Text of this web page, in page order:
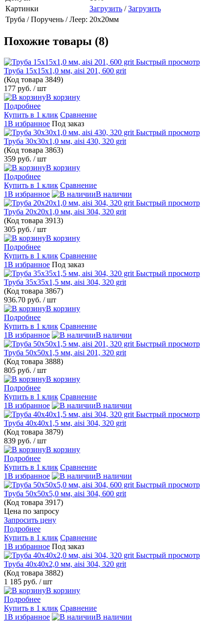
Картинки
Загрузить /Загрузить
Труба / Поручень / Леер: 20x20мм
Похожие товары (8)
Быстрый просмотр
Труба 15х15х1,0 мм, aisi 201, 600 grit
(Код товара 3849)
177 руб. / шт
В корзину
Подробнее
Купить в 1 клик Сравнение
1В избранное Под заказ
Быстрый просмотр
Труба 30х30х1,0 мм, aisi 430, 320 grit
(Код товара 3863)
359 руб. / шт
В корзину
Подробнее
Купить в 1 клик Сравнение
1В избранное
В наличии
Быстрый просмотр
Труба 20х20х1,0 мм, aisi 304, 320 grit
(Код товара 3913)
305 руб. / шт
В корзину
Подробнее
Купить в 1 клик Сравнение
1В избранное Под заказ
Быстрый просмотр
Труба 35х35х1,5 мм, aisi 304, 320 grit
(Код товара 3867)
936.70 руб. / шт
В корзину
Подробнее
Купить в 1 клик Сравнение
1В избранное
В наличии
Быстрый просмотр
Труба 50х50х1,5 мм, aisi 201, 320 grit
(Код товара 3888)
805 руб. / шт
В корзину
Подробнее
Купить в 1 клик Сравнение
1В избранное
В наличии
Быстрый просмотр
Труба 40х40х1,5 мм, aisi 304, 320 grit
(Код товара 3879)
839 руб. / шт
В корзину
Подробнее
Купить в 1 клик Сравнение
1В избранное
В наличии
Быстрый просмотр
Труба 50х50х5,0 мм, aisi 304, 600 grit
(Код товара 3917)
Цена по запросу
Запросить цену
Подробнее
Купить в 1 клик Сравнение
1В избранное Под заказ
Быстрый просмотр
Труба 40х40х2,0 мм, aisi 304, 320 grit
(Код товара 3882)
1 185 руб. / шт
В корзину
Подробнее
Купить в 1 клик Сравнение
1В избранное
В наличии